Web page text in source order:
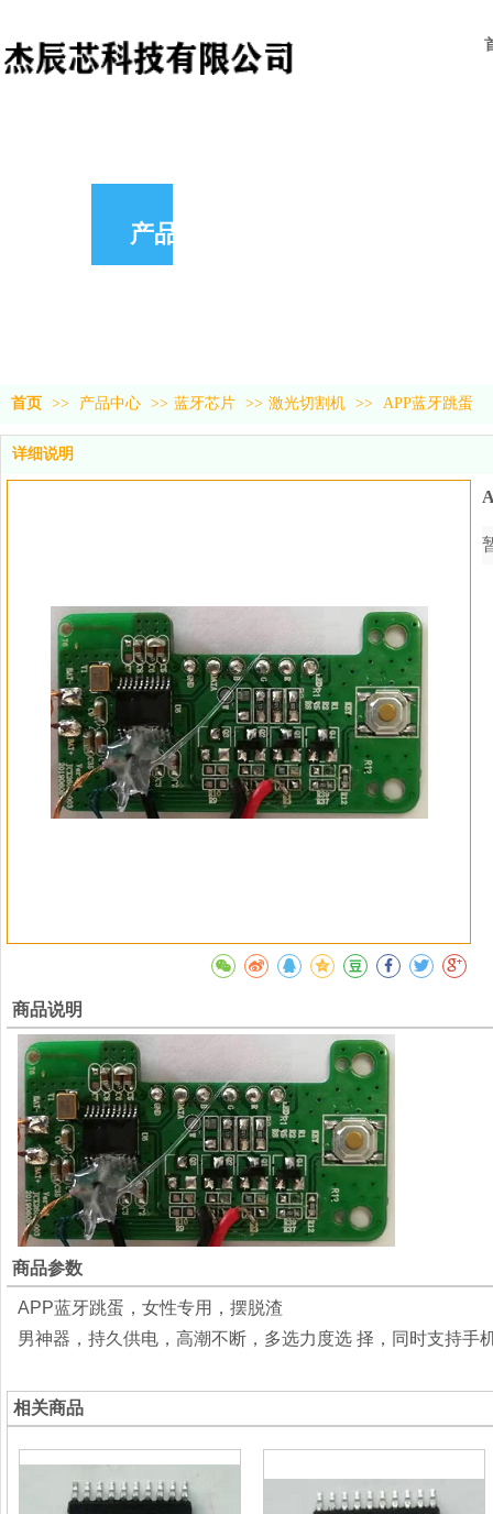
产品中心
首页 >> 产品中心 >> 蓝牙芯片 >> 激光切割机 >> APP蓝牙跳蛋
详细说明
商品说明
商品参数
APP蓝牙跳蛋，女性专用，摆脱渣
男神器，持久供电，高潮不断，多选力度选 择，同时支持
相关商品